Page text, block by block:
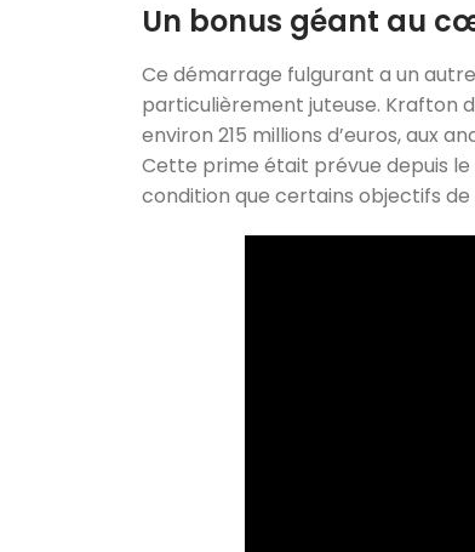
Un bonus géant au
Ce démarrage fulgurant a un
particulièrement juteuse. Krafton
environ 215 millions d’euros, aux
Cette prime était prévue depuis le
condition que certains objectifs